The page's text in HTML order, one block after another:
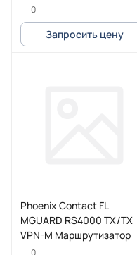
0
Запросить цену
Phoenix Contact FL
MGUARD RS4000 TX/TX
VPN-M Маршрутизатор
0